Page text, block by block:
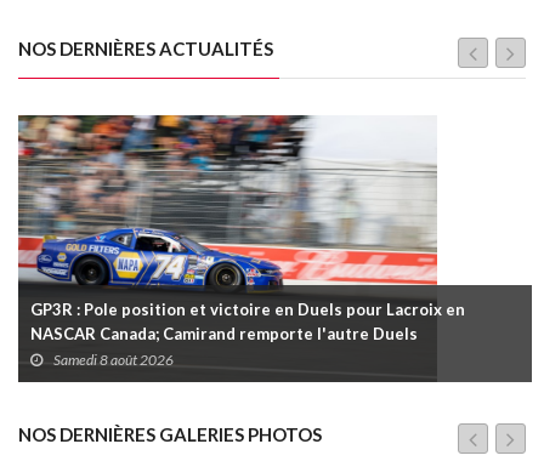
NOS DERNIÈRES ACTUALITÉS
GP3R : Pole position et victoire en Duels pour Lacroix en
NASCAR Canada; Camirand remporte l'autre Duels
Samedi 8 août 2026
NOS DERNIÈRES GALERIES PHOTOS